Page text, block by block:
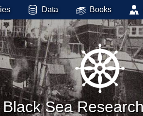
Data Books
Black Sea